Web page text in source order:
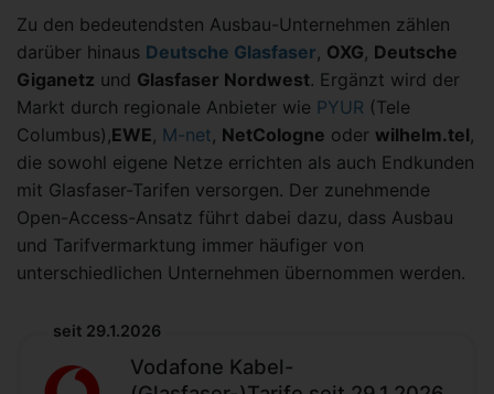
Zu den bedeutendsten Ausbau-Unternehmen zählen
darüber hinaus Deutsche Glasfaser, OXG, Deutsche
Giganetz und Glasfaser Nordwest. Ergänzt wird der
Markt durch regionale Anbieter wie PYUR (Tele
Columbus),EWE, M-net, NetCologne oder wilhelm.tel,
die sowohl eigene Netze errichten als auch Endkunden
mit Glasfaser-Tarifen versorgen. Der zunehmende
Open-Access-Ansatz führt dabei dazu, dass Ausbau
und Tarifvermarktung immer häufiger von
unterschiedlichen Unternehmen übernommen werden.
seit 29.1.2026
Vodafone Kabel-